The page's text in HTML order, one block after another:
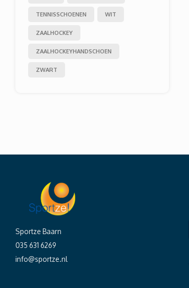
TENNISSCHOENEN WIT
ZAALHOCKEY
ZAALHOCKEYHANDSCHOEN
ZWART
Sportze Baarn
035 631 6269
info@sportze.nl